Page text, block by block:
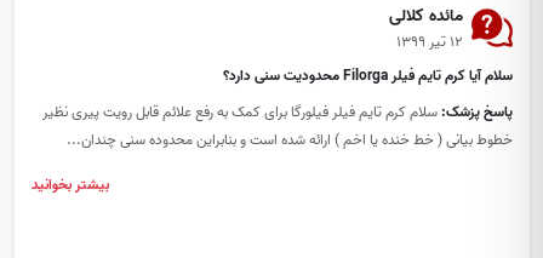
مائده کلالی
۱۲ تیر ۱۳۹۹
سلام آیا کرم تایم فیلر Filorga محدودیت سنی دارد؟
پاسخ پزشک: سلام کرم تایم فیلر فیلورگا برای کمک به رفع علائم قابل رویت پیری نظیر
خطوط بیانی ( خط خنده یا اخم ) ارائه شده است و بنابراین محدوده سنی چندان...
بیشتر بخوانید